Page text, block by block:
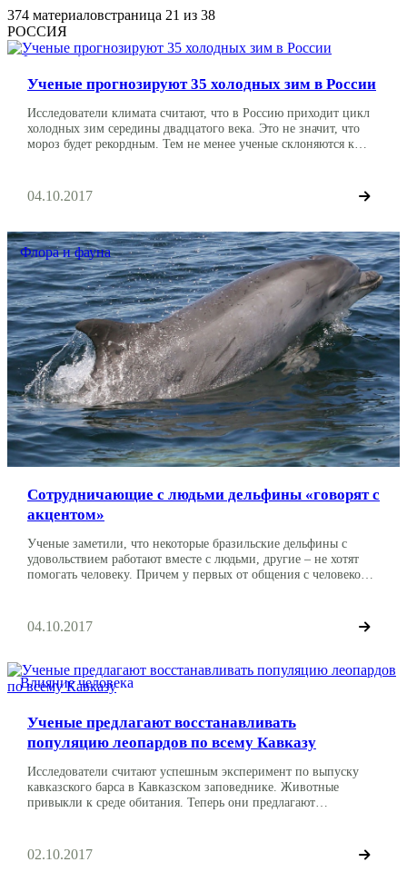
374 материаловстраница 21 из 38
РОССИЯ
Флора и фауна
Ученые прогнозируют 35 холодных зим в России
Исследователи климата считают, что в Россию приходит цикл
холодных зим середины двадцатого века. Это не значит, что
мороз будет рекордным. Тем не менее ученые склоняются к
который также возглавляет институт криологии и криософии в
Тюменском госуниверситете (ТГУ). Мельников отмечает, что
04.10.2017
Флора и фауна
Сотрудничающие с людьми дельфины «говорят с
акцентом»
Ученые заметили, что некоторые бразильские дельфины с
удовольствием работают вместе с людьми, другие – не хотят
помогать человеку. Причем у первых от общения с человеком
журнале интересную работу. Ученые предполагают, что своим
акцентом дельфины делят себя на группы: одни согласны
04.10.2017
Влияние человека
Ученые предлагают восстанавливать
популяцию леопардов по всему Кавказу
Исследователи считают успешным эксперимент по выпуску
кавказского барса в Кавказском заповеднике. Животные
привыкли к среде обитания. Теперь они предлагают
приемлемой территорией обитания для переднеазиатских
леопардов может стать Дагестан или Северная Осетия. Так
02.10.2017